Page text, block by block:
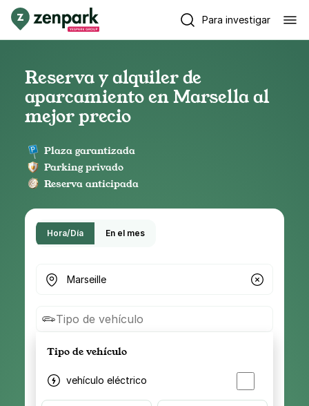
Para investigar
Reserva y alquiler de
aparcamiento en Marsella al
mejor precio
Plaza garantizada
Parking privado
Reserva anticipada
Hora/Día En el mes
¿Dónde buscas parking?
Tipo de vehículo
Tipo de vehículo
vehículo eléctrico